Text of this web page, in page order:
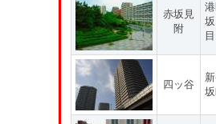
赤坂見
附
目
四ッ谷